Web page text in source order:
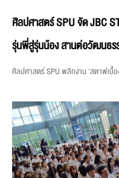
ศิลปศาสตร์ SPU จัด JBC
รุ่นพี่สู่รุ่นน้อง สานต่อวัฒนธร
ศิลปศาสตร์ SPU พลิกงาน ‘สตาฟเบื้